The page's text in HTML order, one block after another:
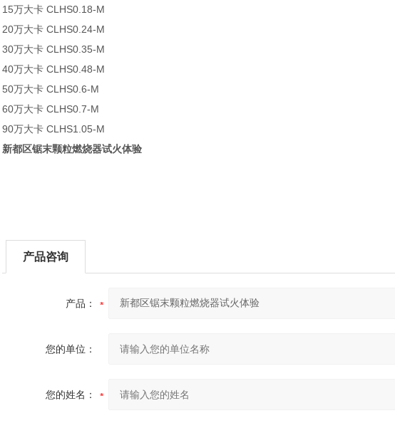
15万大卡 CLHS0.18-M
20万大卡 CLHS0.24-M
30万大卡 CLHS0.35-M
40万大卡 CLHS0.48-M
50万大卡 CLHS0.6-M
60万大卡 CLHS0.7-M
90万大卡 CLHS1.05-M
新都区锯末颗粒燃烧器试火体验
产品咨询
产品：
您的单位：
您的姓名：